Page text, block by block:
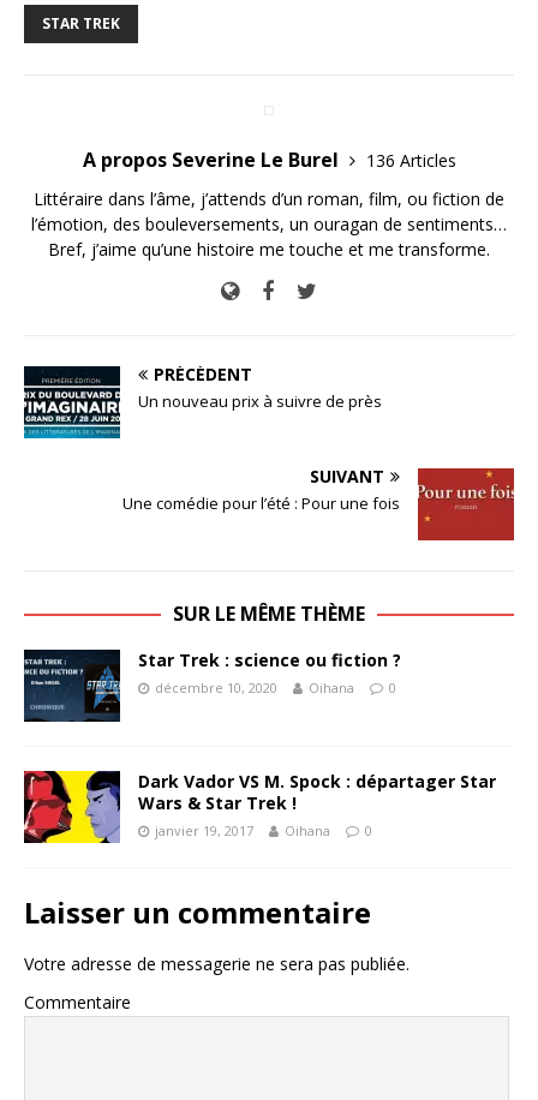
STAR TREK
A propos Severine Le Burel
136 Articles
Littéraire dans l’âme, j’attends d’un roman, film, ou fiction de
l’émotion, des bouleversements, un ouragan de sentiments…
Bref, j’aime qu’une histoire me touche et me transforme.
PRÉCÉDENT
Un nouveau prix à suivre de près
SUIVANT
Une comédie pour l’été : Pour une fois
SUR LE MÊME THÈME
Star Trek : science ou fiction ?
décembre 10, 2020 Oihana 0
Dark Vador VS M. Spock : départager Star
Wars & Star Trek !
janvier 19, 2017 Oihana 0
Laisser un commentaire
Votre adresse de messagerie ne sera pas publiée.
Commentaire